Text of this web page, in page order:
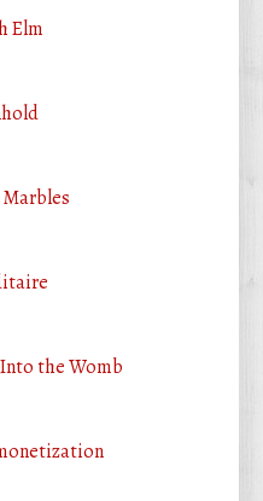
Elm
Marbles
the Womb